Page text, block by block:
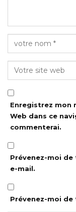
Enregistrez mon
Web dans ce
commenterai.
Prévenez-moi
e-mail.
Prévenez-moi